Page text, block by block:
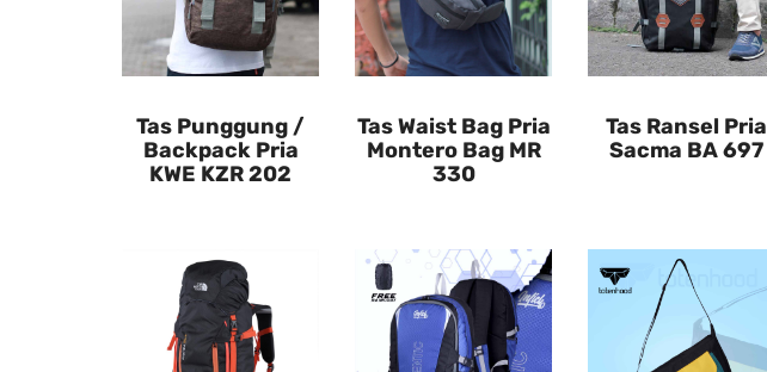
Tas Punggung /
Backpack Pria
KWE KZR 202
Tas Waist Bag Pria
Montero Bag MR
330
Tas Ransel Pria
Sacma BA 697